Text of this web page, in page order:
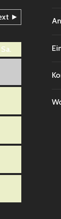
►
Sa.